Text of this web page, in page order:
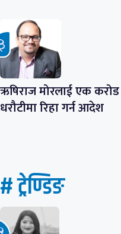
ऋषिराज मोरलाई एक करोड
धरौटीमा रिहा गर्न आदेश
# ट्रेण्डिङ